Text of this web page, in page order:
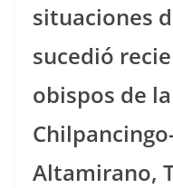
situaciones
sucedió
obispos de
Altamirano,